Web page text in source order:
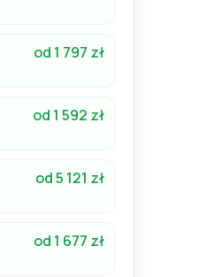
od 1 797 zł
od 1 592 zł
od 5 121 zł
od 1 677 zł